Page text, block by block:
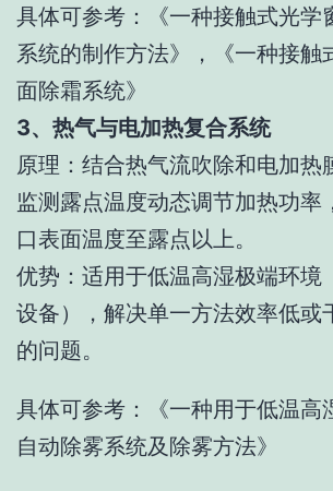
具体可参考：《一种接触式光学
系统的制作方法》，《一种接触
面除霜系统》
3、热气与电加热复合系统
原理：结合热气流吹除和电加热
监测露点温度动态调节加热功率
口表面温度至露点以上。
优势：适用于低温高湿极端环境
设备），解决单一方法效率低或
的问题。
具体可参考：《一种用于低温高
自动除雾系统及除雾方法》